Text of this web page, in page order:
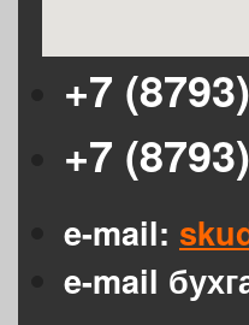
+7
+7
e-mail:
e-mail